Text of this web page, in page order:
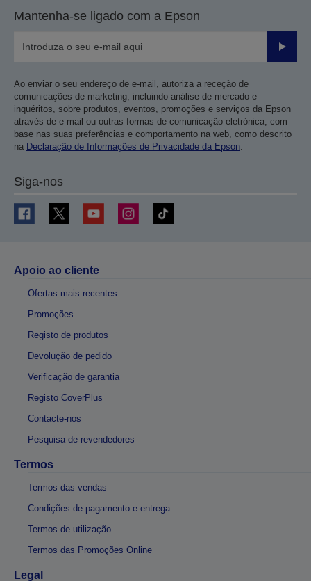
Mantenha-se ligado com a Epson
Enviar
Ao enviar o seu endereço de e-mail, autoriza a receção de
comunicações de marketing, incluindo análise de mercado e
inquéritos, sobre produtos, eventos, promoções e serviços da Epson
através de e-mail ou outras formas de comunicação eletrónica, com
base nas suas preferências e comportamento na web, como descrito
na Declaração de Informações de Privacidade da Epson
Siga-nos
Apoio ao cliente
Ofertas mais recentes
Promoções
Registo de produtos
Devolução de pedido
Verificação de garantia
Registo CoverPlus
Contacte-nos
Pesquisa de revendedores
Termos
Termos das vendas
Condições de pagamento e entrega
Termos de utilização
Termos das Promoções Online
Legal